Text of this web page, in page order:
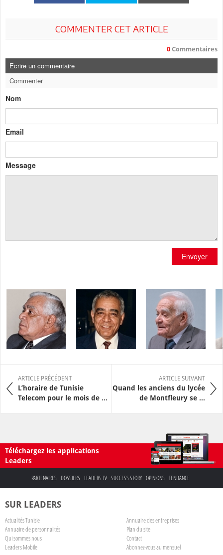
COMMENTER CET ARTICLE
0 Commentaires
Ecrire un commentaire
Commenter
Nom
Email
Message
Envoyer
ARTICLE PRÉCÉDENT
L’horaire de Tunisie
Telecom pour le mois de ...
ARTICLE SUIVANT
Quand les anciens du lycée
de Montfleury se ...
Téléchargez les applications
Leaders
PARTENAIRES DOSSIERS LEADERS TV SUCCESS STORY OPINIONS TENDANCE
SUR LEADERS
Actualités Tunisie
Annuaire des entreprises
Annuaire de personnalités
Plan du site
Qui sommes nous
Contact
Leaders Mobile
Abonnez-vous au mensuel